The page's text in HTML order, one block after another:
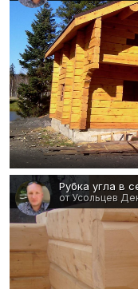
Рубка угла в
от Усольцев